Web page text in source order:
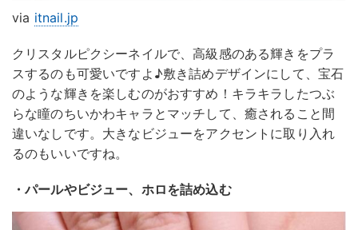
via itnail.jp
クリスタルピクシーネイルで、高級感のある輝きをプラ
スするのも可愛いですよ♪敷き詰めデザインにして、宝石
のような輝きを楽しむのがおすすめ！キラキラしたつぶ
らな瞳のちいかわキャラとマッチして、癒されること間
違いなしです。大きなビジューをアクセントに取り入れ
るのもいいですね。
・パールやビジュー、ホロを詰め込む